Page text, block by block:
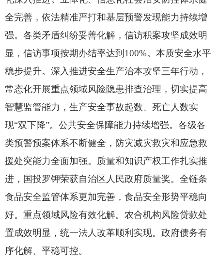
全完善， 依法精准严打和基层预警发现能力持续增
强。 各类矛盾纠纷妥善化解， 信访积案攻坚成效明
显， 信访事项按期办结率达到100%。 本质安全水平
稳步提升。 深入推进安全生产治本攻坚三年行动，
常态化开展重点领域风险隐患排查治理， 切实提高
智慧监管能力， 生产安全事故起数、 死亡人数实
现“双下降”。 公共安全保障能力持续增强。 各级各
类预警预案体系不断健全， 防灾减灾救灾和应急救
援处突能力全面加强。 质量和知识产权工作扎实推
进， 国投罗钾荣获自治区人民政府质量奖。 全链条
食品安全监管体系更加完善， 食品安全形势平稳向
好。 重点领域风险有效化解。 农合机构风险贷款处
置成效明显， 统一法人改革顺利实现。 政府债务有
序化解、 平稳可控。